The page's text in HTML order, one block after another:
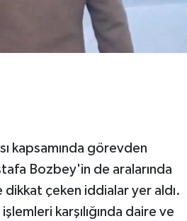
kapsamında görevden
Bozbey'in de aralarında
dikkat çeken iddialar yer aldı.
karşılığında daire ve